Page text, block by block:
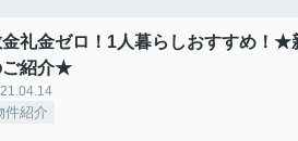
礼金ゼロ！1人暮らしおすすめ！★
ご紹介★
件紹介